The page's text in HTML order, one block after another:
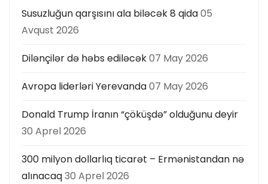
ı
Susuzluğun qarşısını ala biləcək 8 qida05
Avqust 2026
Dilənçilər də həbs ediləcək07 May 2026
Avropa liderləri Yerevanda07 May 2026
Donald Trump İranın “çöküşdə” olduğunu deyir
30 Aprel 2026
300 milyon dollarlıq ticarət – Ermənistandan nə
alınacaq30 Aprel 2026